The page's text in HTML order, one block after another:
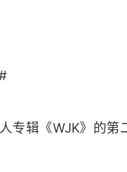
专辑《WJK》的